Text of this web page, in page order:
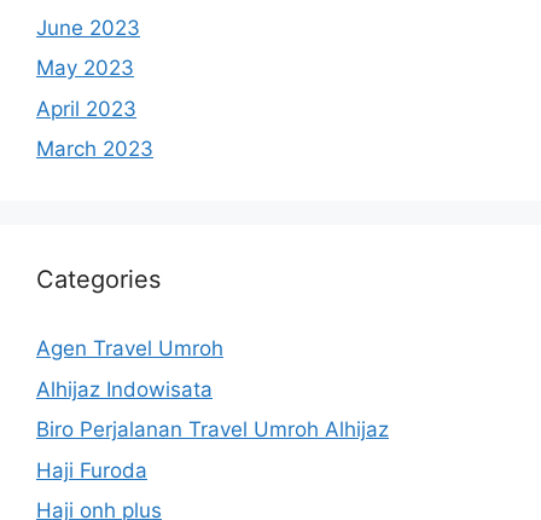
June 2023
May 2023
April 2023
March 2023
Categories
Agen Travel Umroh
Alhijaz Indowisata
Biro Perjalanan Travel Umroh Alhijaz
Haji Furoda
Haji onh plus